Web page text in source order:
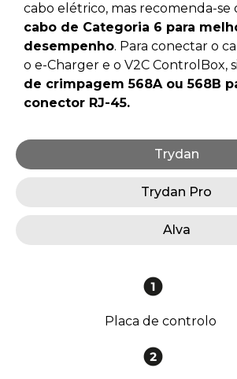
cabo elétrico, mas recomenda-se
cabo de Categoria 6 para
desempenho. Para conectar o
o e-Charger e o V2C ControlBox,
de crimpagem 568A ou 568B
conector RJ-45.
Trydan
Trydan Pro
Alva
Placa de controlo